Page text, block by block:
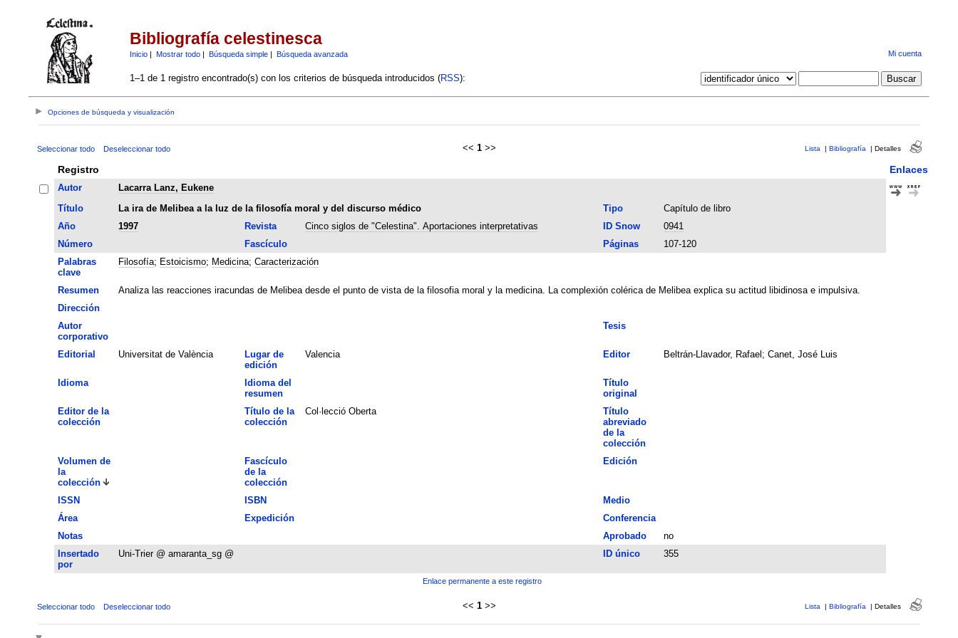
Bibliografía celestinesca
Inicio| Mostrar todo| Búsqueda simple| Búsqueda avanzada Mi cuenta
1–1 de 1 registro encontrado(s) con los criterios de búsqueda introducidos (RSS):
Opciones de búsqueda y visualización
Seleccionar todo Deseleccionar todo << 1 >> Lista | Bibliografía | Detalles
Registro Enlaces
Autor
Lacarra Lanz, Eukene
Título
La ira de Melibea a la luz de la filosofía moral y del discurso médico Tipo
Capítulo de libro
Año
1997 Revista Cinco siglos de "Celestina". Aportaciones interpretativas ID Snow
0941
Número
Fascículo Páginas
107-120
Palabras
clave
Filosofía; Estoicismo; Medicina; Caracterización
Resumen
Analiza las reacciones iracundas de Melibea desde el punto de vista de la filosofia moral y la medicina. La complexión colérica de Melibea explica su actitud libidinosa e impulsiva.
Dirección
Autor
corporativo
Tesis
Editorial Universitat de València
Lugar de
edición
Valencia Editor Beltrán-Llavador, Rafael; Canet, José Luis
Idioma
Idioma del
resumen
Título
original
Editor de la
colección
Título de la
colección
Col·lecció Oberta
Título
abreviado
de la
colección
Volumen de
la
colección
Fascículo
de la
colección
Edición
ISSN ISBN
Medio
Área
Expedición
Conferencia
Notas
Aprobado
no
Insertado
por
Uni-Trier @ amaranta_sg @ ID único 355
Enlace permanente a este registro
Seleccionar todo Deseleccionar todo << 1 >> Lista | Bibliografía | Detalles